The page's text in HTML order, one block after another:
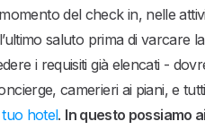
del check in, nelle
saluto prima di varcare
i requisiti già elencati -
camerieri ai piani, e
hotel. In questo possiamo